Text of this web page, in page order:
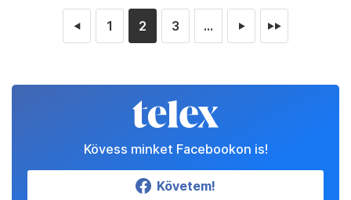
◄ 1 2 3 ... ► ►►
Kövess minket Facebookon is!
Követem!